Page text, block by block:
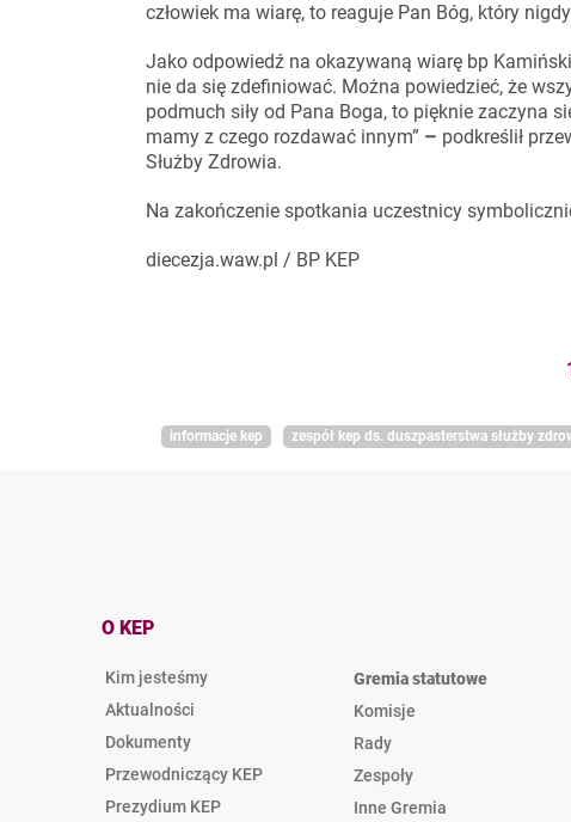
człowiek ma wiarę, to reaguje Pan Bóg, który
Jako odpowiedź na okazywaną wiarę bp
nie da się zdefiniować. Można powiedzieć, że
podmuch siły od Pana Boga, to pięknie zaczyna
mamy z czego rozdawać innym” – podkreślił
Służby Zdrowia.
Na zakończenie spotkania uczestnicy
diecezja.waw.pl / BP KEP
informacje kep zespół kep ds. duszpasterstwa służby
O KEP
Kim jesteśmy
Aktualności
Dokumenty
Przewodniczący KEP
Prezydium KEP
Gremia statutowe
Komisje
Rady
Zespoły
Inne Gremia